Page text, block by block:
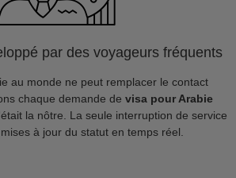
par des voyageurs fréquents
au monde ne peut remplacer le contact
chaque demande de visa pour Arabie
la nôtre. La seule interruption de service
à jour du statut en temps réel.